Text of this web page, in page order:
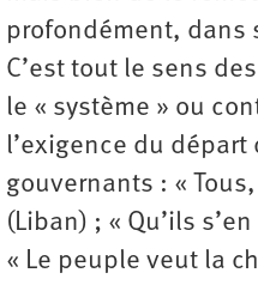
profondément, dans
C’est tout le sens
le « système » ou
l’exigence du départ
gouvernants : «
(Liban) ; « Qu’ils
« Le peuple veut la